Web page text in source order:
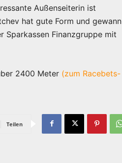
Außenseiterin ist
hat gute Form und gewann
Sparkassen Finanzgruppe mit
2400 Meter (zum Racebets-
Teilen